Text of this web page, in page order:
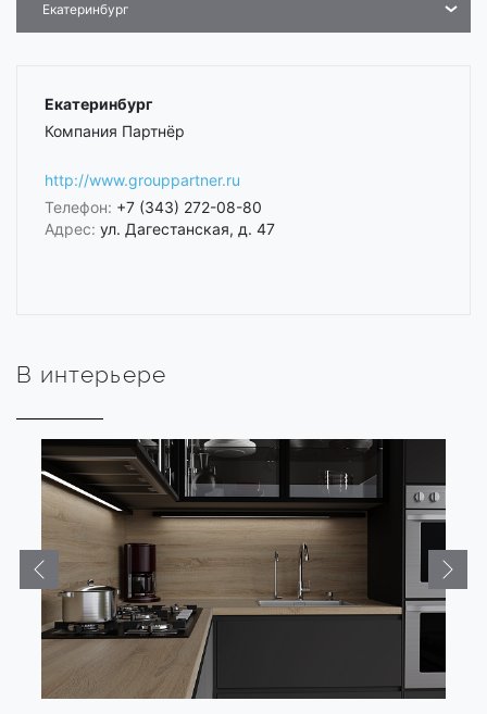
Екатеринбург
Екатеринбург
Компания Партнёр
http://www.grouppartner.ru
Телефон: +7 (343) 272-08-80
Адрес: ул. Дагестанская, д. 47
В интерьере